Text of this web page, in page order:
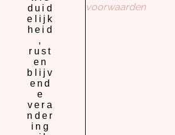
duid
elijk
heid
,
rust
en
blijv
end
e
vera
nder
ing
voorwaarden